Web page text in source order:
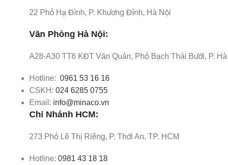
22 Phố Hạ Đình, P. Khương Đình, Hà Nội
Văn Phòng Hà Nội:
A28-A30 TT6 KĐT Văn Quán, Phố Bạch Thái Bưởi, P.
Hotline: 0961 53 16 16
CSKH: 024 6285 0755
Email: info@minaco.vn
Chi Nhánh HCM:
273 Phố Lê Thị Riêng, P. Thới An, TP. HCM
Hotline: 0981 43 18 18